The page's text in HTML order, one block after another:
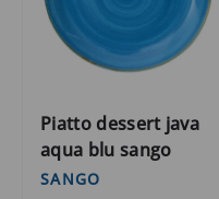
Piatto dessert java
aqua blu sango
SANGO